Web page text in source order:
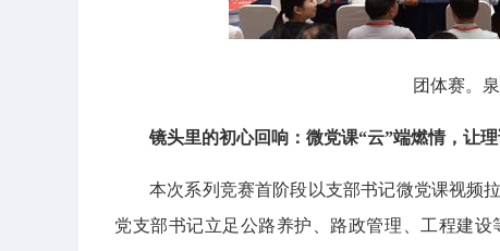
团体赛。
镜头里的初心回响：微党课“云”端燃情，让
本次系列竞赛首阶段以支部书记微党课视频
党支部书记立足公路养护、路政管理、工程建